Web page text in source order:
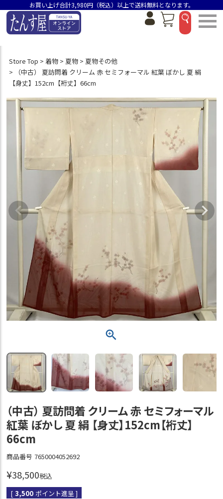
お買い上げ合計3,980円（税込）以上で送料無料となります。
Store Top 着物 夏物
夏物その他
（中古） 夏訪問着 クリーム 赤 セミフォーマル 紅葉 ぼかし 夏 絹
【身丈】152cm【裄丈】66cm
（中古） 夏訪問着 クリーム 赤 セミフォーマル
紅葉 ぼかし 夏 絹 【身丈】152cm【裄丈】
66cm
商品番号 7650004052692
¥38,500税込
[ 3,500 ポイント進呈 ]